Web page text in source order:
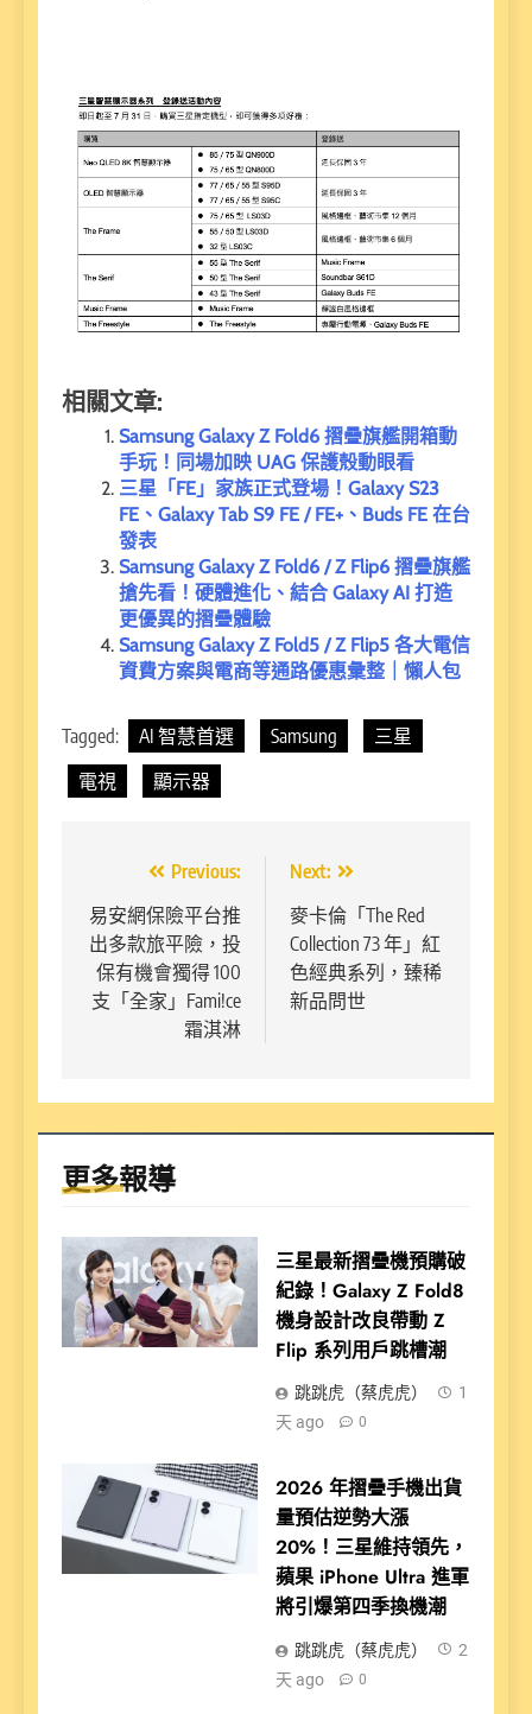
相關文章:
Samsung Galaxy Z Fold6 摺疊旗艦開箱動
手玩！同場加映 UAG 保護殼動眼看
三星「FE」家族正式登場！Galaxy S23
FE、Galaxy Tab S9 FE / FE+、Buds FE 在台
發表
Samsung Galaxy Z Fold6 / Z Flip6 摺疊旗艦
搶先看！硬體進化、結合 Galaxy AI 打造
更優異的摺疊體驗
Samsung Galaxy Z Fold5 / Z Flip5 各大電信
資費方案與電商等通路優惠彙整｜懶人包
Tagged: AI 智慧首選 Samsung
三星
電視
顯示器
章
導
覽
Previous:
易安網保險平台推
出多款旅平險，投
保有機會獨得 100
支「全家」Fami!ce
霜淇淋
Next:
麥卡倫「The Red
Collection 73 年」紅
色經典系列，臻稀
新品問世
更多報導
三星最新摺疊機預購破
紀錄！Galaxy Z Fold8
機身設計改良帶動 Z
Flip 系列用戶跳槽潮
跳跳虎（蔡虎虎）
1
天 ago
0
2026 年摺疊手機出貨
量預估逆勢大漲
20%！三星維持領先，
蘋果 iPhone Ultra 進軍
將引爆第四季換機潮
跳跳虎（蔡虎虎）
2
天 ago
0